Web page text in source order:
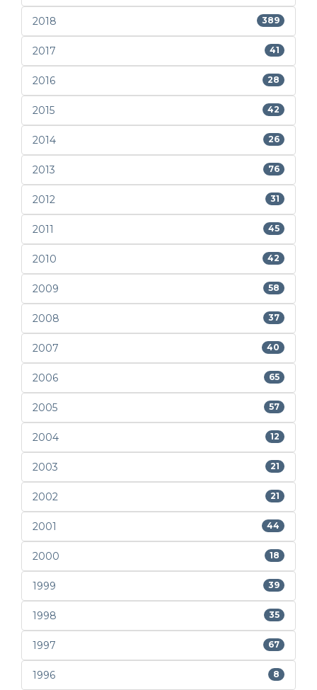
2018 389
2017 41
2016 28
2015 42
2014 26
2013 76
2012 31
2011 45
2010 42
2009 58
2008 37
2007 40
2006 65
2005 57
2004 12
2003 21
2002 21
2001 44
2000 18
1999 39
1998 35
1997 67
1996 8